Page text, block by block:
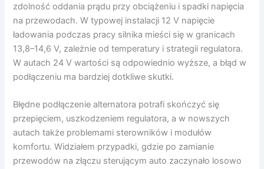
zdolność oddania prądu przy obciążeniu i spadki napięcia
na przewodach. W typowej instalacji 12 V napięcie
ładowania podczas pracy silnika mieści się w granicach
13,8–14,6 V, zależnie od temperatury i strategii regulatora.
W autach 24 V wartości są odpowiednio wyższe, a błąd w
podłączeniu ma bardziej dotkliwe skutki.
Błędne podłączenie alternatora potrafi skończyć się
przepięciem, uszkodzeniem regulatora, a w nowszych
autach także problemami sterowników i modułów
komfortu. Widziałem przypadki, gdzie po zamianie
przewodów na złączu sterującym auto zaczynało losowo